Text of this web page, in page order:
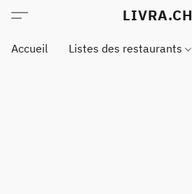
LIVRA.CH
Accueil Listes des restaurants